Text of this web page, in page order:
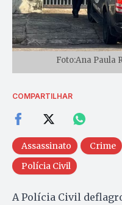
Foto:Ana Paula
COMPARTILHAR
Assassinato Crime
Polícia Civil
A Polícia Civil